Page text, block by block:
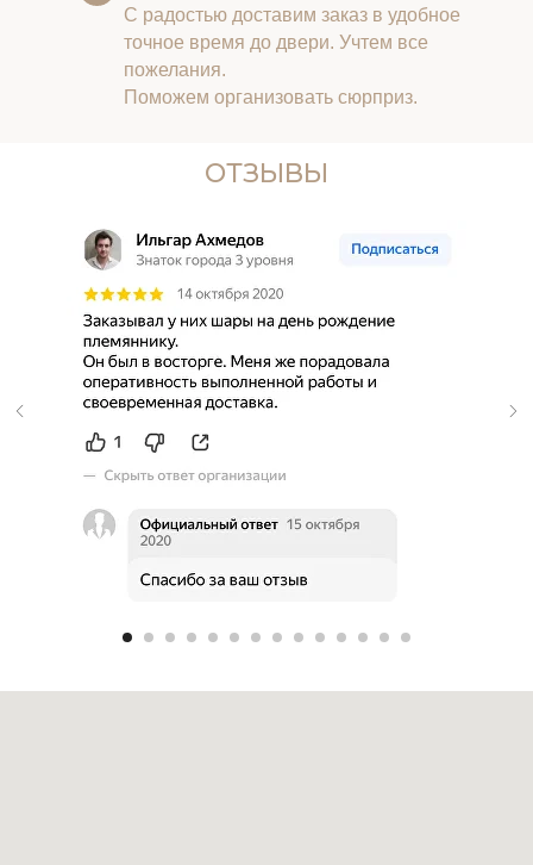
С радостью доставим заказ в удобное
точное время до двери. Учтем все
пожелания.
Поможем организовать сюрприз.
ОТЗЫВЫ